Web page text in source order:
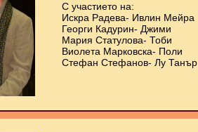
С участието на:
Искра Радева- Ивлин Мейра
Георги Кадурин- Джими
Мария Статулова- Тоби
Виолета Марковска- Поли
Стефан Стефанов- Лу Танър